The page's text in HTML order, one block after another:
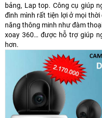
bảng, Lap top. Công cụ giúp
đình mình rất tiện lợi ở mọi
năng thông minh như đàm
xoay 360… được hỗ trợ giúp
hơn.